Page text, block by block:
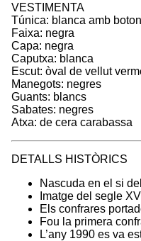
VESTIMENTA
Túnica: blanca amb
Faixa: negra
Capa: negra
Caputxa: blanca
Escut: òval de vellut
Manegots: negres
Guants: blancs
Sabates: negres
Atxa: de cera carabassa
DETALLS HISTÒRICS
Nascuda en el si
Imatge del segle
Els confrares
Fou la primera
L’any 1990 es va